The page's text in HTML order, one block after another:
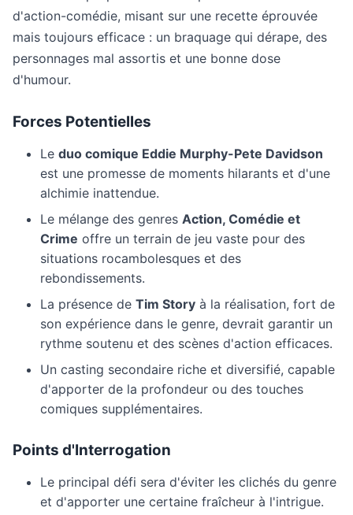
d'action-comédie, misant sur une recette éprouvée
mais toujours efficace : un braquage qui dérape, des
personnages mal assortis et une bonne dose
d'humour.
Forces Potentielles
Le duo comique Eddie Murphy-Pete Davidson
est une promesse de moments hilarants et d'une
alchimie inattendue.
Le mélange des genres Action, Comédie et
Crime offre un terrain de jeu vaste pour des
situations rocambolesques et des
rebondissements.
La présence de Tim Story à la réalisation, fort de
son expérience dans le genre, devrait garantir un
rythme soutenu et des scènes d'action efficaces.
Un casting secondaire riche et diversifié, capable
d'apporter de la profondeur ou des touches
comiques supplémentaires.
Points d'Interrogation
Le principal défi sera d'éviter les clichés du genre
et d'apporter une certaine fraîcheur à l'intrigue.